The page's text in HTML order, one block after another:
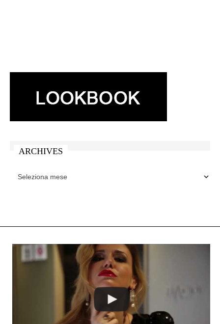
ARCHIVES